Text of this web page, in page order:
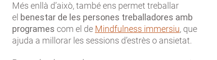
Més enllà d’això, també ens permet treballar
el benestar de les persones treballadores amb
programes com el de Mindfulness immersiu, que
ajuda a millorar les sessions d’estrès o ansietat.